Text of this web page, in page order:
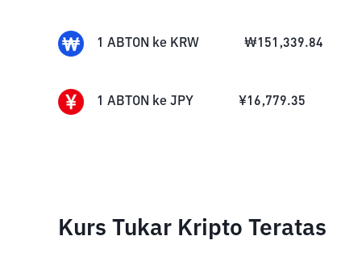
1 ABTON ke KRW ₩151,339.84
1 ABTON ke JPY ¥16,779.35
Kurs Tukar Kripto Teratas